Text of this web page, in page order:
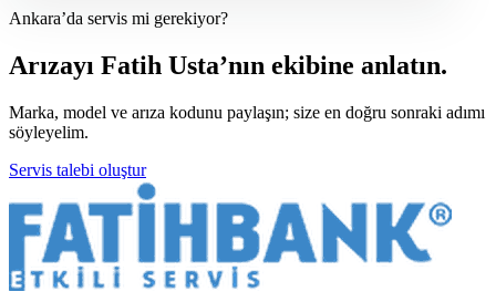
Ankara’da servis mi gerekiyor?
Arızayı Fatih Usta’nın ekibine anlatın.
Marka, model ve arıza kodunu paylaşın; size en doğru sonraki adımı
söyleyelim.
Servis talebi oluştur